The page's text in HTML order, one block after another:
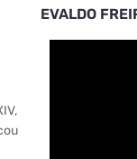
EVALDO